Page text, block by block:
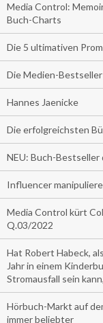
Media Control:
Buch-Charts
Die 5 ultimativen
Die Medien-
Hannes Jaenicke
Die erfolgreichsten
NEU: Buch-
Influencer
Media Control kürt
Q.03/2022
Hat Robert Habeck,
Jahr in einem
Stromausfall sein
Hörbuch-Markt auf
immer beliebter